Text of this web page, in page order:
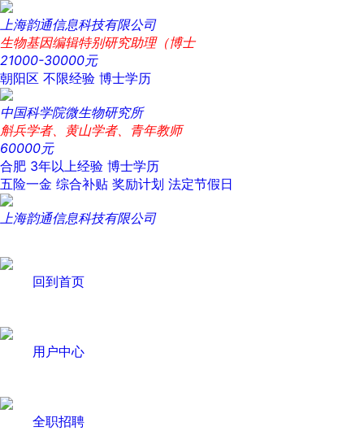
上海韵通信息科技有限公司
生物基因编辑特别研究助理（博士
21000-30000元
朝阳区 不限经验 博士学历
中国科学院微生物研究所
斛兵学者、黄山学者、青年教师
60000元
合肥 3年以上经验 博士学历
五险一金 综合补贴 奖励计划 法定节假日
上海韵通信息科技有限公司
回到首页
用户中心
全职招聘